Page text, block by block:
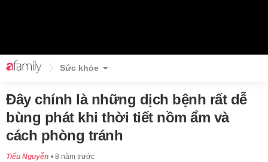
Sức khỏe
Đây chính là những dịch bệnh rất dễ
bùng phát khi thời tiết nồm ẩm và
cách phòng tránh
Tiểu Nguyễn 8 năm trước